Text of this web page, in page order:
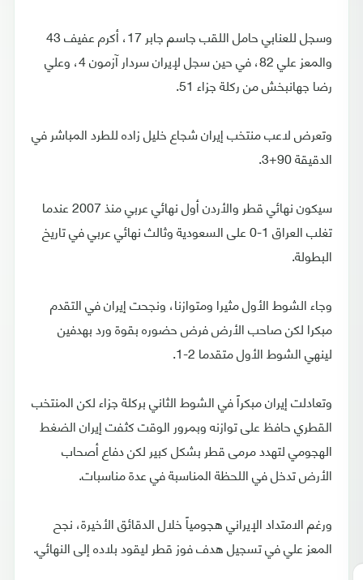
وسجل للعنابي حامل اللقب جاسم جابر 17، أكرم عفيف 43
والمعز علي 82، في حين سجل لإيران سردار آزمون 4، وعلي
رضا جهانبخش من ركلة جزاء 51.
وتعرض لاعب منتخب إيران شجاع خليل زاده للطرد المباشر في
الدقيقة 90+3.
سيكون نهائي قطر والأردن أول نهائي عربي منذ 2007 عندما
تغلب العراق 1-0 على السعودية وثالث نهائي عربي في تاريخ
البطولة.
وجاء الشوط الأول مثيرا ومتوازنا، ونجحت إيران في التقدم
مبكرا لكن صاحب الأرض فرض حضوره بقوة ورد بهدفين
لينهي الشوط الأول متقدما 2-1.
وتعادلت إيران مبكراً في الشوط الثاني بركلة جزاء لكن المنتخب
القطري حافظ على توازنه وبمرور الوقت كثفت إيران الضغط
الهجومي لتهدد مرمى قطر بشكل كبير لكن دفاع أصحاب
الأرض تدخل في اللحظة المناسبة في عدة مناسبات.
ورغم الامتداد الإيراني هجومياً خلال الدقائق الأخيرة، نجح
المعز علي في تسجيل هدف فوز قطر ليقود بلاده إلى النهائي.